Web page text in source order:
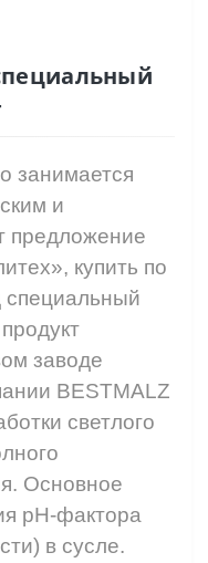
занимается
и
предложение
купить по
специальный
заводе
BESTMALZ
светлого
Основное
pH-фактора
в сусле.